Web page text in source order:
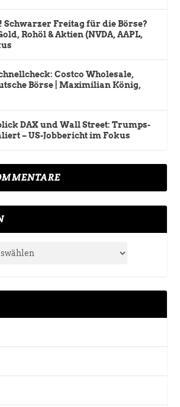
Freitag für die Börse?
Rohöl & Aktien (NVDA, AAPL,
Costco Wholesale,
Börse | Maximilian König,
DAX und Wall Street: Trumps-
– US-Jobbericht im Fokus